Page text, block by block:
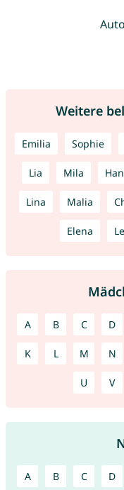
Weitere
Emilia Sophie
Lia Mila
Lina Malia
Elena
A B C D
K L M N
U V
A B C D